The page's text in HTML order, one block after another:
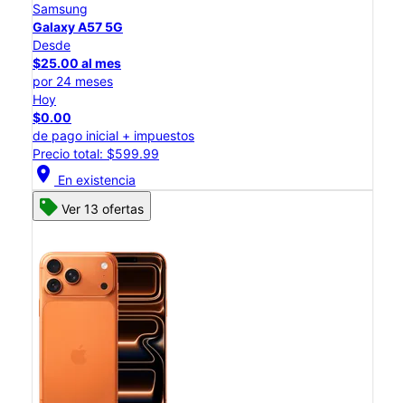
Samsung
Galaxy A57 5G
Desde
$25.00 al mes
por 24 meses
Hoy
$0.00
de pago inicial + impuestos
Precio total: $599.99
location_on En existencia
Ver 13 ofertas